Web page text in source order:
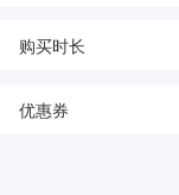
购买时长
优惠券